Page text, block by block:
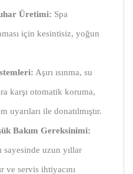
Üretimi: Spa
için kesintisiz, yoğun
Aşırı ısınma, su
karşı otomatik koruma,
uyarıları ile donatılmıştır.
Bakım Gereksinimi:
sayesinde uzun yıllar
ve servis ihtiyacını